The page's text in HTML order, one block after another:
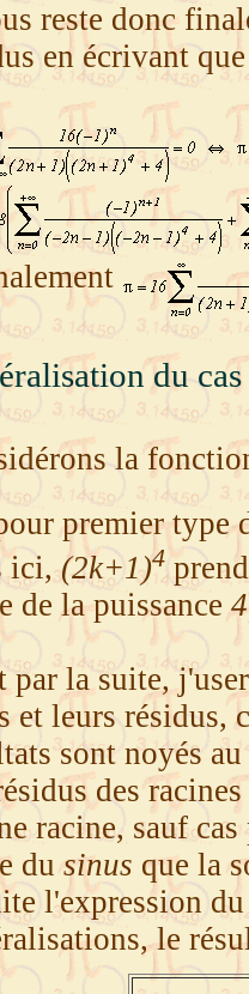
reste donc
en écrivant
du cas
la
premier type
ici,(2k+1)4
de la puissance 4
par la suite,
et leurs résidus,
sont noyés
des
racine, sauf
du sinus que la
l'expression
le